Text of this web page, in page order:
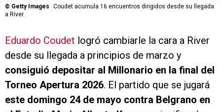
© Getty Images
Coudet acumula 16 encuentros dirigidos desde su llegada
a River.
Eduardo Coudet logró cambiarle la cara a River
desde su llegada a principios de marzo y
consiguió depositar al Millonario en la final del
Torneo Apertura 2026. El partido que se jugará
este domingo 24 de mayo contra Belgrano en